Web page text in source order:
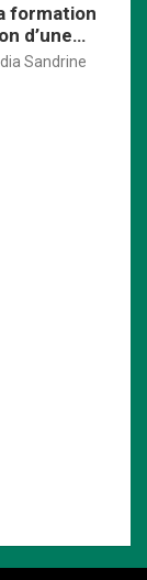
formation
d’une
Sandrine